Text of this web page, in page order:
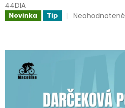
44DIA
Novinka Tip
Priemerné
0,0
Neohodnotené